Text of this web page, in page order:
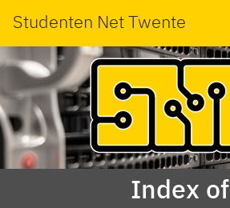
Studenten Net Twente
Index of